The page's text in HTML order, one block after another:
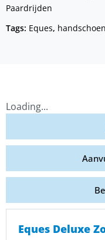
Paardrijden
Tags: Eques,
Loading...
Eques Deluxe